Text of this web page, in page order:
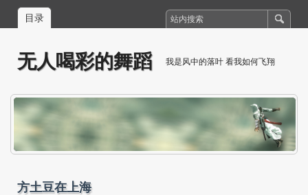
目录
无人喝彩的舞蹈 我是风中的落叶 看我如何飞翔
方土豆在上海